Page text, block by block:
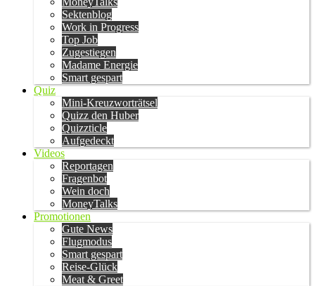
Sektenblog
Work in Progress
Top Job
Zugestiegen
Madame Energie
Smart gespart
Quiz
Mini-Kreuzworträtsel
Quizz den Huber
Quizzticle
Aufgedeckt
Videos
Reportagen
Fragenbot
Wein doch
MoneyTalks
Promotionen
Gute News
Flugmodus
Smart gespart
Reise-Glück
Meat & Greet